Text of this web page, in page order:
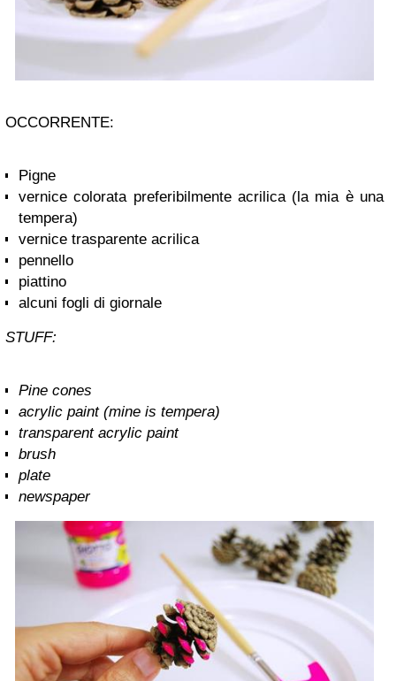
OCCORRENTE:
Pigne
vernice colorata preferibilmente acrilica (la mia è una
tempera)
vernice trasparente acrilica
pennello
piattino
alcuni fogli di giornale
STUFF:
Pine cones
acrylic paint (mine is tempera)
transparent acrylic paint
brush
plate
newspaper